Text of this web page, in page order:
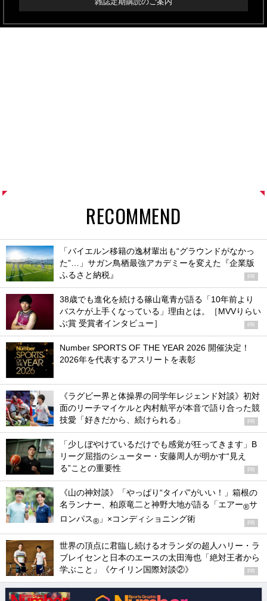
RECOMMEND
「バイエルン移籍の逸材輩出も“グラウンドがなかっ
た”…」サガン鳥栖最強アカデミーを変えた『企業版
ふるさと納税』
PR
38歳でも進化を続ける篠山竜青が語る「10年前より
バスケが上手くなっている」理由とは。［MVVりらい
ぶ賞 受賞者インタビュー］
PR
Number SPORTS OF THE YEAR 2026 開催決定！
2026年を代表するアスリートを表彰
《ラグビー界と体操界の同学年レジェンド対談》初対
面のリーチマイケルと内村航平が本音で語り合った競
技愛「好きだから、続けられる」
PR
「少しぼやけているだけでも感覚が狂ってきます」B
リーグ屈指のシューター・安藤周人が明かす“見え
る”ことの重要性
PR
《山の神対談》「やっぱり“タイパ”がいい！」箱根の
名ランナー、柏原竜二と神野大地が語る「エアー®サ
ロンパス® 」×コンディショニング術 PR
世界の頂点に君臨し続けるオランダの超人ハリー・ラ
ブレイセンと日本のエースの太田海也「絶対王者から
学ぶこと」《ケイリン国際対談②》
PR